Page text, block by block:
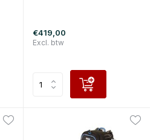
€419,00
Excl. btw